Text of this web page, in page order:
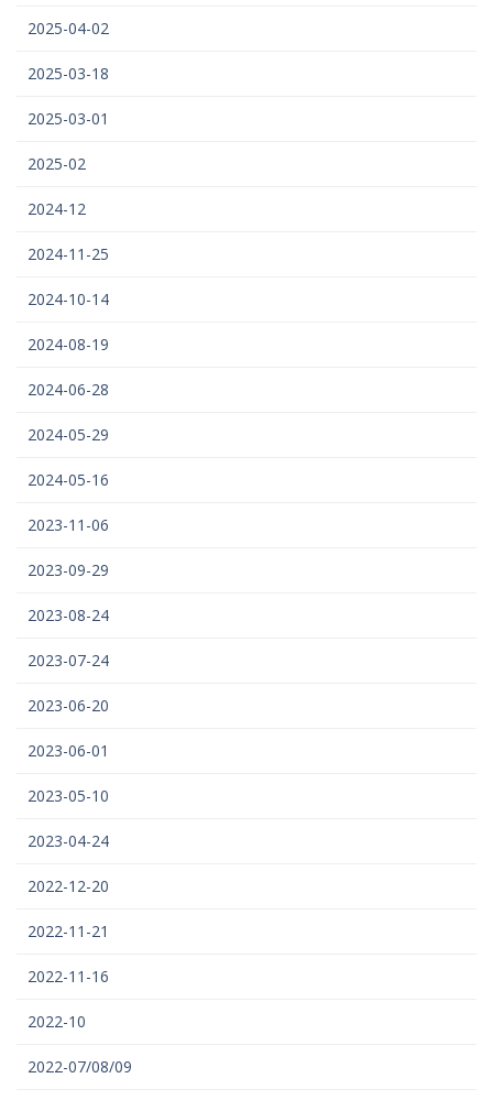
2025-04-02
2025-03-18
2025-03-01
2025-02
2024-12
2024-11-25
2024-10-14
2024-08-19
2024-06-28
2024-05-29
2024-05-16
2023-11-06
2023-09-29
2023-08-24
2023-07-24
2023-06-20
2023-06-01
2023-05-10
2023-04-24
2022-12-20
2022-11-21
2022-11-16
2022-10
2022-07/08/09